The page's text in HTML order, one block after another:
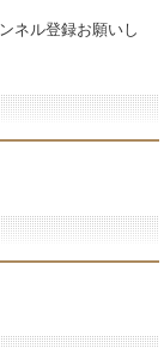
ネル登録お願いし